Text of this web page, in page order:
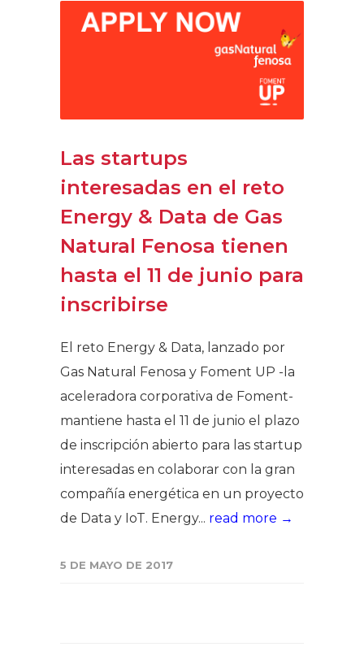
Las startups
interesadas en el reto
Energy & Data de Gas
Natural Fenosa tienen
hasta el 11 de junio para
inscribirse
El reto Energy & Data, lanzado por
Gas Natural Fenosa y Foment UP -la
aceleradora corporativa de Foment-
mantiene hasta el 11 de junio el plazo
de inscripción abierto para las startup
interesadas en colaborar con la gran
compañía energética en un proyecto
de Data y IoT. Energy... read more →
5 DE MAYO DE 2017